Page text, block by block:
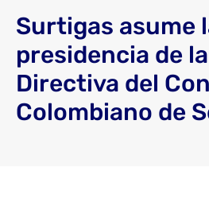
Surtigas asume
presidencia de
Directiva del
Colombiano de